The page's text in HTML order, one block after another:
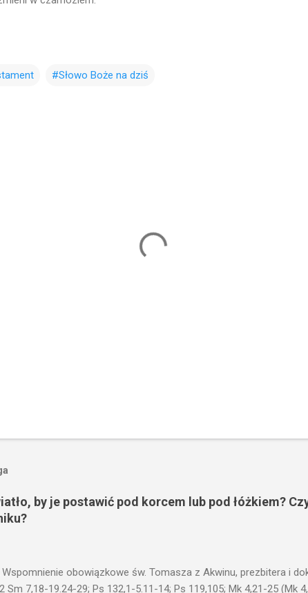
#Słowo Boże na dziś
by je postawić pod korcem lub pod łóżkiem?
obowiązkowe św. Tomasza z Akwinu, prezbitera i
Sm 7,18-19.24-29; Ps 132,1-5.11-14; Ps 119,105; Mk 4,21-25 (Mk